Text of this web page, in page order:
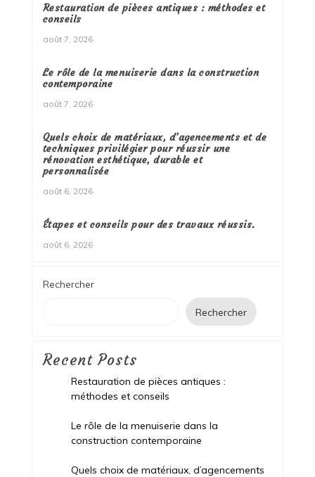
Restauration de pièces antiques : méthodes et
conseils
août 7, 2026
Le rôle de la menuiserie dans la construction
contemporaine
août 7, 2026
Quels choix de matériaux, d’agencements et de
techniques privilégier pour réussir une
rénovation esthétique, durable et
personnalisée
août 6, 2026
Étapes et conseils pour des travaux réussis.
août 6, 2026
Rechercher
Rechercher
Recent Posts
Restauration de pièces antiques :
méthodes et conseils
Le rôle de la menuiserie dans la
construction contemporaine
Quels choix de matériaux, d’agencements